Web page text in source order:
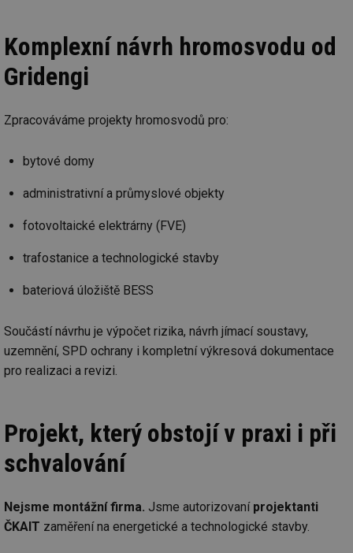
Komplexní návrh hromosvodu od
Gridengi
Zpracováváme projekty hromosvodů pro:
bytové domy
administrativní a průmyslové objekty
fotovoltaické elektrárny (FVE)
trafostanice a technologické stavby
bateriová úložiště BESS
Součástí návrhu je výpočet rizika, návrh jímací soustavy,
uzemnění, SPD ochrany i kompletní výkresová dokumentace
pro realizaci a revizi.
Projekt, který obstojí v praxi i při
schvalování
Nejsme montážní firma. Jsme autorizovaní projektanti
ČKAIT zaměření na energetické a technologické stavby.